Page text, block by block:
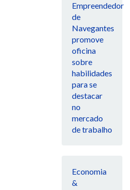
Empreendedor
de
Navegantes
promove
oficina
sobre
habilidades
para se
destacar
no
mercado
de trabalho
Economia
&